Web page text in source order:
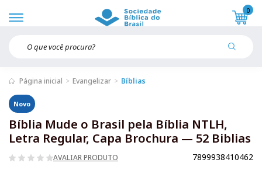
0
Página inicial Evangelizar Bíblias
Novo
Bíblia Mude o Brasil pela Bíblia NTLH,
Letra Regular, Capa Brochura — 52 Biblias
AVALIAR PRODUTO 7899938410462